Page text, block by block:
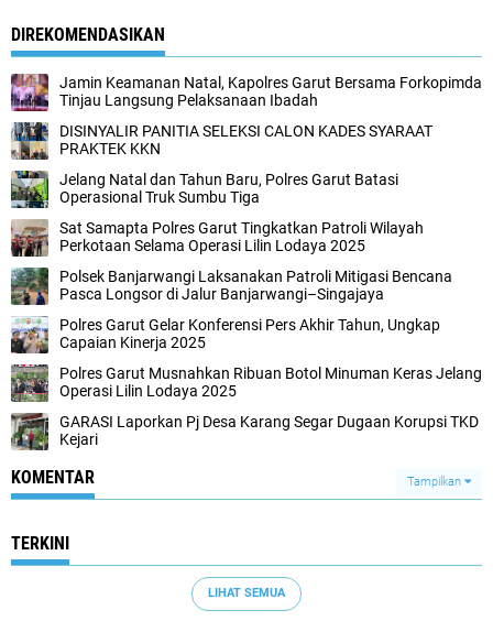
DIREKOMENDASIKAN
Jamin Keamanan Natal, Kapolres Garut Bersama Forkopimda
Tinjau Langsung Pelaksanaan Ibadah
DISINYALIR PANITIA SELEKSI CALON KADES SYARAAT
PRAKTEK KKN
Jelang Natal dan Tahun Baru, Polres Garut Batasi
Operasional Truk Sumbu Tiga
Sat Samapta Polres Garut Tingkatkan Patroli Wilayah
Perkotaan Selama Operasi Lilin Lodaya 2025
Polsek Banjarwangi Laksanakan Patroli Mitigasi Bencana
Pasca Longsor di Jalur Banjarwangi–Singajaya
Polres Garut Gelar Konferensi Pers Akhir Tahun, Ungkap
Capaian Kinerja 2025
Polres Garut Musnahkan Ribuan Botol Minuman Keras Jelang
Operasi Lilin Lodaya 2025
GARASI Laporkan Pj Desa Karang Segar Dugaan Korupsi TKD
Kejari ‎
KOMENTAR Tampilkan
TERKINI
LIHAT SEMUA